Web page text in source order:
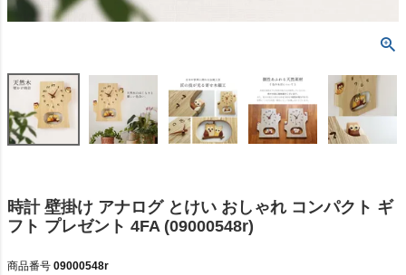
時計 壁掛け アナログ とけい おしゃれ コンパクト ギ
フト プレゼント 4FA (09000548r)
商品番号 09000548r